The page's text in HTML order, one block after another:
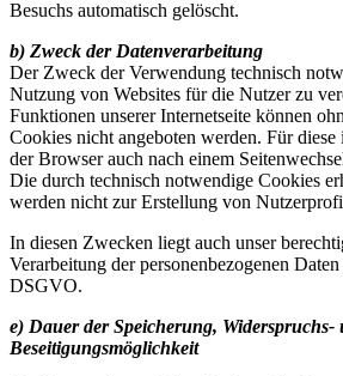
Besuchs automatisch gelöscht.
b) Zweck der Datenverarbeitung
Der Zweck der Verwendung technisch
Nutzung von Websites für die Nutzer zu
Funktionen unserer Internetseite können
Cookies nicht angeboten werden. Für diese
der Browser auch nach einem
Die durch technisch notwendige Cookies
werden nicht zur Erstellung von
In diesen Zwecken liegt auch unser
Verarbeitung der personenbezogenen
DSGVO.
e) Dauer der Speicherung, Widerspruchs‐
Beseitigungsmöglichkeit